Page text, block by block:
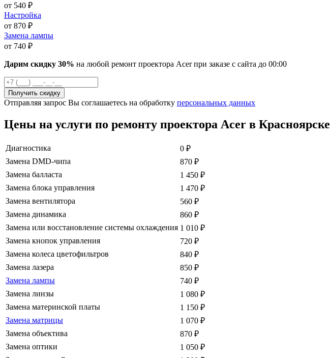
от 540 ₽
Настройка
от 870 ₽
Замена лампы
от 740 ₽
Дарим скидку 30% на любой ремонт проектора Acer при заказе с сайта до 00:00
Отправляя запрос Вы соглашаетесь на обработку персональных данных
Цены на услуги по ремонту проектора Acer в Красноярске
Диагностика 0 ₽
Замена DMD-чипа
870 ₽
Замена балласта
1 450 ₽
Замена блока управления
1 470 ₽
Замена вентилятора
560 ₽
Замена динамика
860 ₽
Замена или восстановление системы охлаждения 1 010 ₽
Замена кнопок управления
720 ₽
Замена колеса цветофильтров
840 ₽
Замена лазера
850 ₽
Замена лампы
740 ₽
Замена линзы
1 080 ₽
Замена материнской платы
1 150 ₽
Замена матрицы
1 070 ₽
Замена объектива
870 ₽
Замена оптики
1 050 ₽